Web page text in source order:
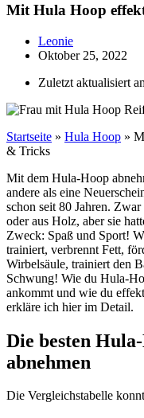
Mit Hula Hoop
Leonie
Oktober 25, 2022
Zuletzt aktualisiert
Startseite » Hula Hoop »
& Tricks
Mit dem Hula-Hoop
andere als eine
schon seit 80 Jahren.
oder aus Holz, aber sie
Zweck: Spaß und Sport!
trainiert, verbrennt Fett,
Wirbelsäule, trainiert den
Schwung! Wie du Hula-
ankommt und wie du
erkläre ich hier im Detail.
Die besten
abnehmen
Die Vergleichstabelle